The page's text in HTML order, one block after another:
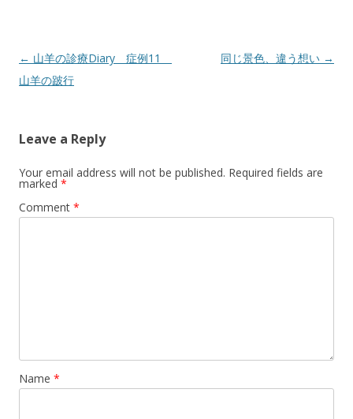
Post
navigation
← 山羊の診療Diary 症例11
山羊の跛行
同じ景色、違う想い →
Leave a Reply
Your email address will not be published. Required fields are
marked *
Comment *
Name *